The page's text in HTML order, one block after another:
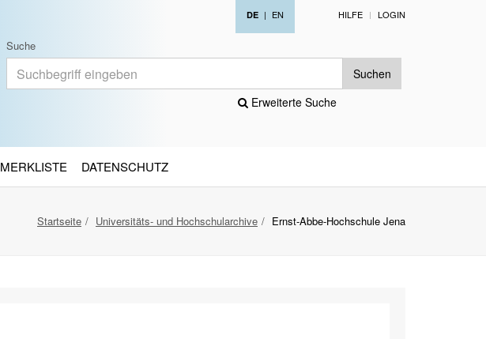
DE | EN HILFE LOGIN
Suche
Suchen
Erweiterte Suche
MERKLISTE DATENSCHUTZ
Startseite Universitäts- und Hochschularchive Ernst-Abbe-Hochschule Jena